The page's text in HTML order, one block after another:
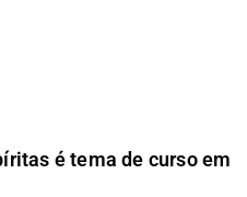
é tema de curso em